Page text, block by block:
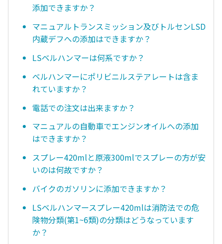
添加できますか？
マニュアルトランスミッション及びトルセンLSD
内蔵デフへの添加はできますか？
LSベルハンマーは何系ですか？
ベルハンマーにポリビニルステアレートは含ま
れていますか？
電話での注文は出来ますか？
マニュアルの自動車でエンジンオイルへの添加
はできますか？
スプレー420mlと原液300mlでスプレーの方が安
いのは何故ですか？
バイクのガソリンに添加できますか？
LSベルハンマースプレー420mlは消防法での危
険物分類(第1~6類)の分類はどうなっています
か？